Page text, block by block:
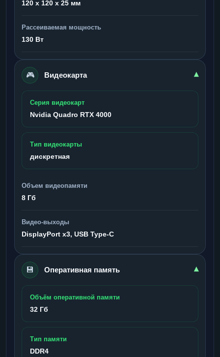
120 x 120 x 25 мм
Рассеиваемая мощность
130 Вт
🎮 Видеокарта ▾
Серия видеокарт
Nvidia Quadro RTX 4000
Тип видеокарты
дискретная
Объем видеопамяти
8 Гб
Видео-выходы
DisplayPort x3, USB Type-C
💾 Оперативная память ▾
Объём оперативной памяти
32 Гб
Тип памяти
DDR4